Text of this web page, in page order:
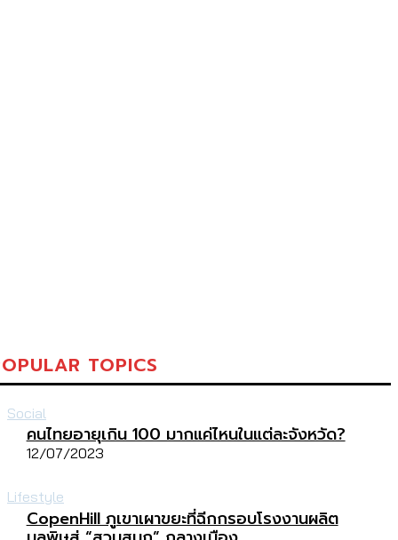
TOPICS
Social
คนไทยอายุเกิน 100 มากแค่ไหนในแต่ละจังหวัด?
12/07/2023
Lifestyle
CopenHill ภูเขาเผาขยะที่ฉีกกรอบโรงงานผลิต